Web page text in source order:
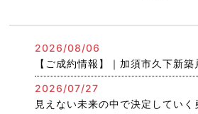
2026/08/06
【ご成約情報】｜加須市久下新築
2026/07/27
見えない未来の中で決定していく